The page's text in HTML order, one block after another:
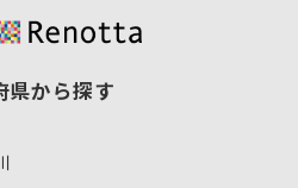
県から探す